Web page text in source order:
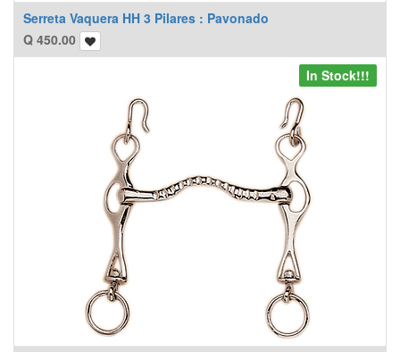
Serreta Vaquera HH 3 Pilares : Pavonado
Q 450.00
In Stock!!!